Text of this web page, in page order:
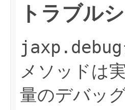
トラブル
jaxp.debug
メソッドは
量のデバッ